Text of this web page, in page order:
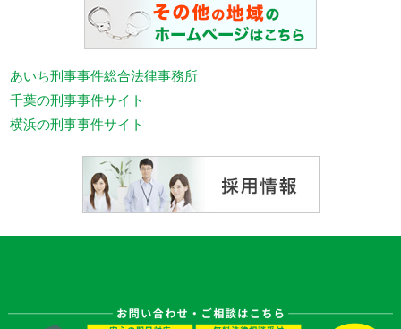
あいち刑事事件総合法律事務所
千葉の刑事事件サイト
横浜の刑事事件サイト